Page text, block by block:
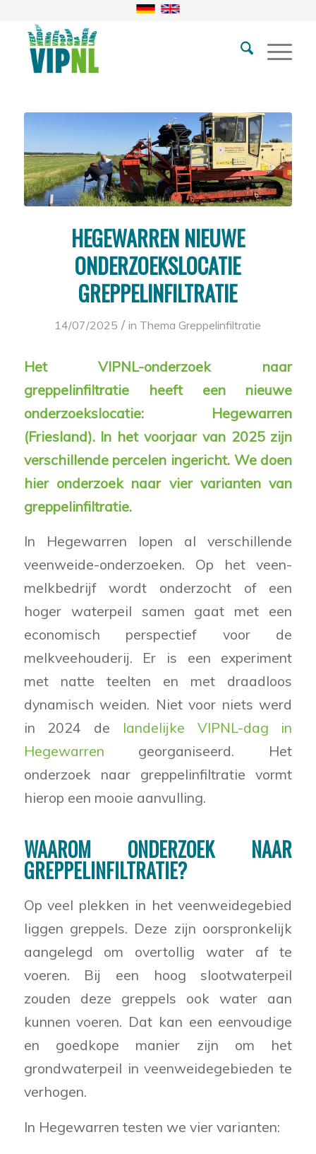
HEGEWARREN NIEUWE
ONDERZOEKSLOCATIE
GREPPELINFILTRATIE
14/07/2025 / in Thema Greppelinfiltratie
Het VIPNL-onderzoek naar
greppelinfiltratie heeft een nieuwe
onderzoekslocatie: Hegewarren
(Friesland). In het voorjaar van 2025 zijn
verschillende percelen ingericht. We doen
hier onderzoek naar vier varianten van
greppelinfiltratie.
In Hegewarren lopen al verschillende
veenweide-onderzoeken. Op het veen-
melkbedrijf wordt onderzocht of een
hoger waterpeil samen gaat met een
economisch perspectief voor de
melkveehouderij. Er is een experiment
met natte teelten en met draadloos
dynamisch weiden. Niet voor niets werd
in 2024 de landelijke VIPNL-dag in
Hegewarren georganiseerd. Het
onderzoek naar greppelinfiltratie vormt
hierop een mooie aanvulling.
WAAROM ONDERZOEK NAAR
GREPPELINFILTRATIE?
Op veel plekken in het veenweidegebied
liggen greppels. Deze zijn oorspronkelijk
aangelegd om overtollig water af te
voeren. Bij een hoog slootwaterpeil
zouden deze greppels ook water aan
kunnen voeren. Dat kan een eenvoudige
en goedkope manier zijn om het
grondwaterpeil in veenweidegebieden te
verhogen.
In Hegewarren testen we vier varianten: